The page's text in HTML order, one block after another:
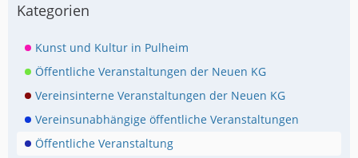
Kategorien
Kunst und Kultur in Pulheim
Öffentliche Veranstaltungen der Neuen KG
Vereinsinterne Veranstaltungen der Neuen KG
Vereinsunabhängige öffentliche Veranstaltungen
Öffentliche Veranstaltung